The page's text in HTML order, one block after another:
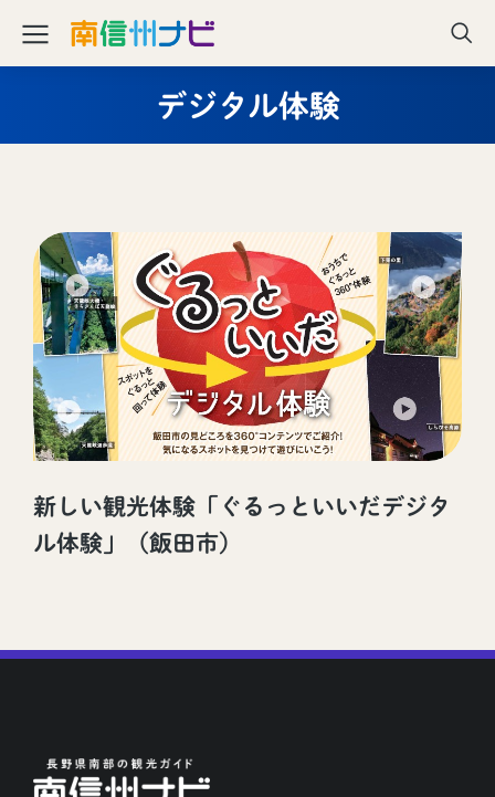
デジタル体験
新しい観光体験「ぐるっといいだデジタ
ル体験」（飯田市）